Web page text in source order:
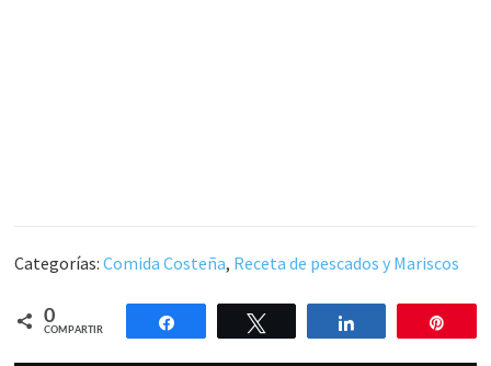
Categorías:Comida Costeña, Receta de pescados y Mariscos
0
COMPARTIR
Compartir Compartir